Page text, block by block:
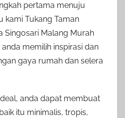
pertama menuju
kami Tukang Taman
Singosari Malang Murah
memilih inspirasi dan
gaya rumah dan selera
anda dapat membuat
itu minimalis, tropis,